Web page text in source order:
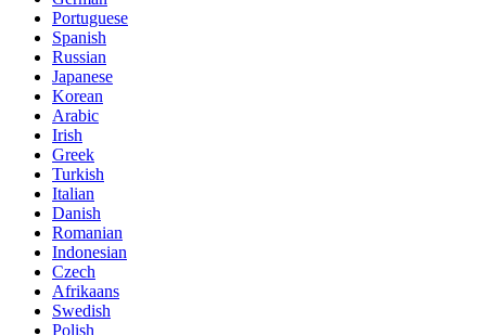
Portuguese
Spanish
Russian
Japanese
Korean
Arabic
Irish
Greek
Turkish
Italian
Danish
Romanian
Indonesian
Czech
Afrikaans
Swedish
Polish